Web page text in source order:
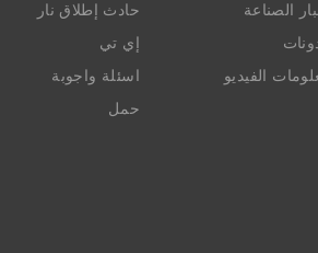
حادث إطلاق نار
إي تي
اسئلة واجوبة
حمل
الصناعة
الفيديو